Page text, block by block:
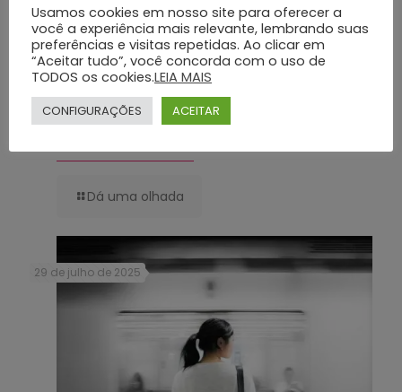
Serviços Funerários de Excelência com o Grupo Silva e Santos:
Dá uma olhada
29 de julho de 2025
Usamos cookies em nosso site para oferecer a
você a experiência mais relevante, lembrando suas
preferências e visitas repetidas. Ao clicar em
“Aceitar tudo”, você concorda com o uso de
TODOS os cookies.LEIA MAIS
CONFIGURAÇÕES ACEITAR